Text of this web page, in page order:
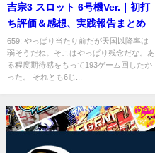
吉宗3 スロット 6号機Ver.｜初打
ち評価＆感想、実践報告まとめ
659: やっぱり当たり前だが天国以降率は
弱そうだね。そこはやっぱり残念だな。あ
る程度期待感をもって193ゲーム回したか
った。 それとも6じ...